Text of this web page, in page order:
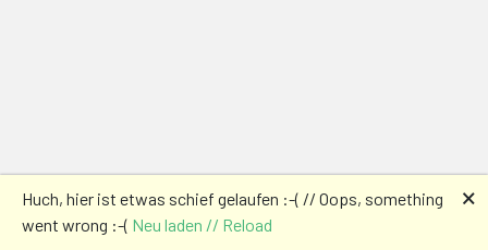
Huch, hier ist etwas schief gelaufen :-( // Oops, something
went wrong :-( Neu laden // Reload
🗙